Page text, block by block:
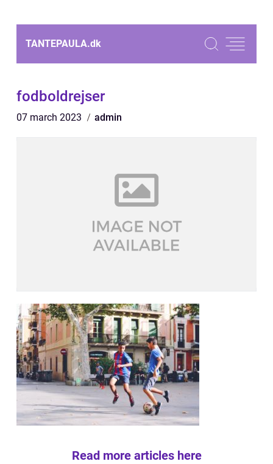
TANTEPAULA.dk
fodboldrejser
07 march 2023 admin
Read more articles here